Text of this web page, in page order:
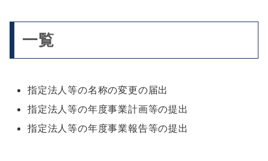
一覧
指定法人等の名称の変更の届出
指定法人等の年度事業計画等の提出
指定法人等の年度事業報告等の提出